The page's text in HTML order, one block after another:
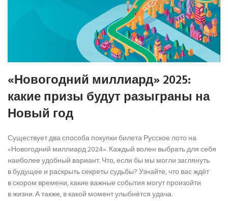
«Новогодний миллиард» 2025:
какие призы будут разыграны на
Новый год
Существует два способа покупки билета Русское лото на
«Новогодний миллиард 2024». Каждый волен выбрать для себя
наиболее удобный вариант. Что, если бы мы могли заглянуть
в будущее и раскрыть секреты судьбы? Узнайте, что вас ждёт
в скором времени, какие важные события могут произойти
в жизни. А также, в какой момент улыбнётся удача.